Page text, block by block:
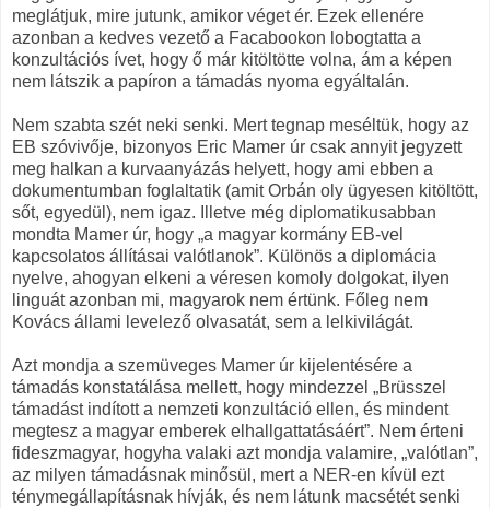
meglátjuk, mire jutunk, amikor véget ér. Ezek ellenére
azonban a kedves vezető a Facabookon lobogtatta a
konzultációs ívet, hogy ő már kitöltötte volna, ám a képen
nem látszik a papíron a támadás nyoma egyáltalán.
Nem szabta szét neki senki. Mert tegnap meséltük, hogy az
EB szóvivője, bizonyos Eric Mamer úr csak annyit jegyzett
meg halkan a kurvaanyázás helyett, hogy ami ebben a
dokumentumban foglaltatik (amit Orbán oly ügyesen kitöltött,
sőt, egyedül), nem igaz. Illetve még diplomatikusabban
mondta Mamer úr, hogy „a magyar kormány EB-vel
kapcsolatos állításai valótlanok”. Különös a diplomácia
nyelve, ahogyan elkeni a véresen komoly dolgokat, ilyen
linguát azonban mi, magyarok nem értünk. Főleg nem
Kovács állami levelező olvasatát, sem a lelkivilágát.
Azt mondja a szemüveges Mamer úr kijelentésére a
támadás konstatálása mellett, hogy mindezzel „Brüsszel
támadást indított a nemzeti konzultáció ellen, és mindent
megtesz a magyar emberek elhallgattatásáért”. Nem érteni
fideszmagyar, hogyha valaki azt mondja valamire, „valótlan”,
az milyen támadásnak minősül, mert a NER-en kívül ezt
ténymegállapításnak hívják, és nem látunk macsétét senki